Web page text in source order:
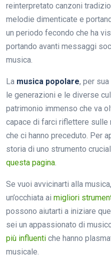
reinterpretato canzoni
melodie dimenticate e
un periodo fecondo che ha
portando avanti messaggi
musica.
La musica popolare, per
le generazioni e le diverse
patrimonio immenso che va
capace di farci riflettere
che ci hanno preceduto. Per
storia di uno strumento
questa pagina
Se vuoi avvicinarti alla
un’occhiata ai migliori
possono aiutarti a iniziare
sei un appassionato di
più influenti che hanno
musicale.